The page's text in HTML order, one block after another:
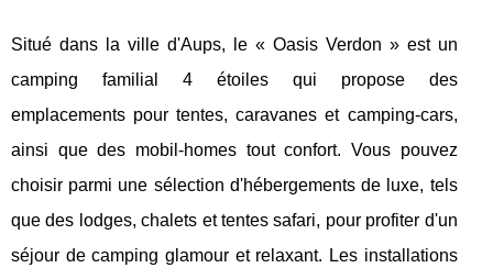
Situé dans la ville d'Aups, le « Oasis Verdon » est un
camping familial 4 étoiles qui propose des
emplacements pour tentes, caravanes et camping-cars,
ainsi que des mobil-homes tout confort. Vous pouvez
choisir parmi une sélection d'hébergements de luxe, tels
que des lodges, chalets et tentes safari, pour profiter d'un
séjour de camping glamour et relaxant. Les installations